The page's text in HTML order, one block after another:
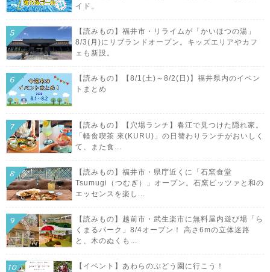
イド。
【読みもの】福井市・リライムが「かいほつの湯」
8/3(月)にリブランドオープン。キッズエリアやカフ
ェも新設。
【読みもの】【8/1(土)～8/2(日)】福井県内のイベン
トまとめ
【読みもの】【穴場ランチ】春江で見つけた隠れ家。
「軽食喫茶 來(KURU)」の日替わりランチがおいしく
て、また食...
【読みもの】福井市・県庁近くに「石窯食堂
Tsumugi（つむぎ）」オープン。石窯ピッツァと和の
エッセンスを楽し...
【読みもの】越前市・武生楽市に無料屋内遊び場「ら
くまるパーク」8/4オープン！ 高さ6mの立体迷路
と、木のぬくも...
【イベント】あわらのぶどう園に行こう！